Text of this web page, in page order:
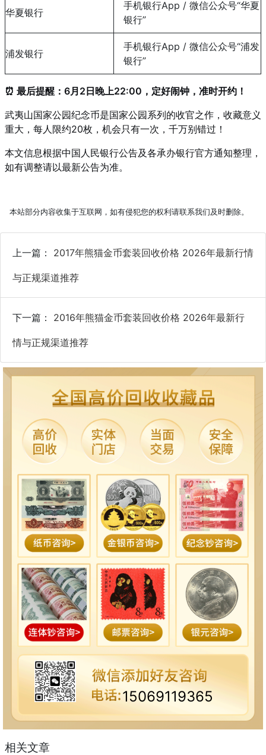
华夏银行
手机银行App / 微信公众号“华夏
银行”
浦发银行
手机银行App / 微信公众号“浦发
银行”
⏰ 最后提醒：6月2日晚上22:00，定好闹钟，准时开约！
武夷山国家公园纪念币是国家公园系列的收官之作，收藏意义
重大，每人限约20枚，机会只有一次，千万别错过！
本文信息根据中国人民银行公告及各承办银行官方通知整理，
如有调整请以最新公告为准。
本站部分内容收集于互联网，如有侵犯您的权利请联系我们及时删除。
上一篇： 2017年熊猫金币套装回收价格 2026年最新行情
与正规渠道推荐
下一篇： 2016年熊猫金币套装回收价格 2026年最新行
情与正规渠道推荐
15069119365
相关文章